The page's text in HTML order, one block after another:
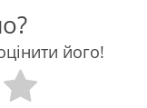
його!